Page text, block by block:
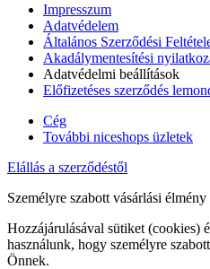
Impresszum
Adatvédelem
Általános Szerződési
Akadálymentesítési
Adatvédelmi beállítások
Előfizetéses szerződés
Cég
További niceshops üzletek
Elállás a szerződéstől
Személyre szabott vásárlási élmény
Hozzájárulásával sütiket (cookies)
használunk, hogy személyre
Önnek.